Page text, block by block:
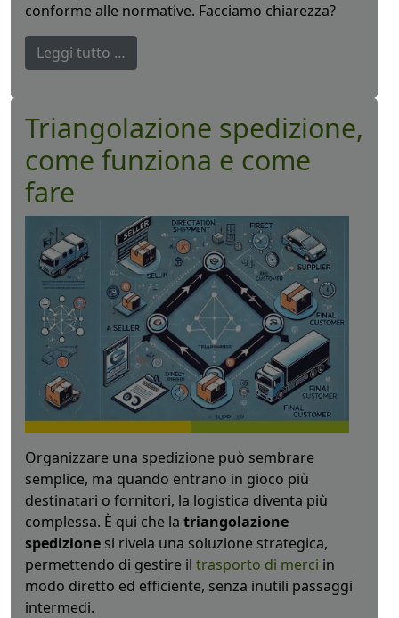
conforme alle normative. Facciamo chiarezza?
Leggi tutto …
Triangolazione spedizione,
come funziona e come
fare
Organizzare una spedizione può sembrare
semplice, ma quando entrano in gioco più
destinatari o fornitori, la logistica diventa più
complessa. È qui che la triangolazione
spedizione si rivela una soluzione strategica,
permettendo di gestire il trasporto di merci in
modo diretto ed efficiente, senza inutili passaggi
intermedi.